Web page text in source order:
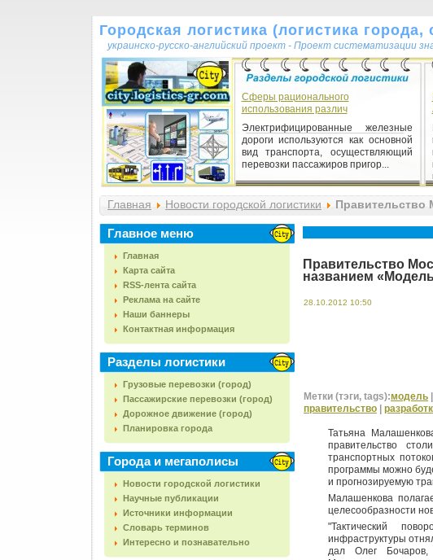
Городская логистика (логистика
украинско-русско-английский проект - Проект систематизации
Сферы рационального
использования различ
Электрифицированные железные
дороги используются как основной
вид транспорта, осуществляющий
перевозки пассажиров пригор...
Главная Новости городской логистики
Правительство
потоков»
Главное меню
Главная
Карта сайта
RSS-лента сайта
Реклама на сайте
Наши баннеры
Контактная информация
Разделы логистики
Грузовые перевозки (город)
Пассажирские перевозки (город)
Дорожное движение (город)
Планировка города
Города и мегаполисы
Новости городской логистики
Научные публикации
Источники информации
Словарь терминов
Интересно и познавательно
Правительство
названием
28.10.2012 10:50
Метки (тэги, tags):модель
правительство
Татьяна
правительство
транспортных
программы можно
и прогнозируемую
Малашенкова
целесообразности
"Тактический
инфраструктуры
дал Олег Бочаров,